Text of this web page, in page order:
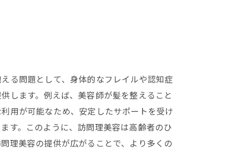
る問題として、身体的なフレイルや認知症
します。例えば、美容師が髪を整えること
用が可能なため、安定したサポートを受け
す。このように、訪問理美容は高齢者のひ
理美容の提供が広がることで、より多くの